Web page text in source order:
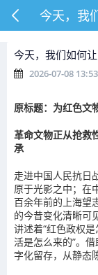
今天，我
今天，我们如何
2026-07-08
原标题：为红色文
革命文物正从抢救
承
走进中国人民抗日
原于光影之中；在
百余年前的上海望
的今昔变化清晰可
讲述着“红色政权
活是怎么来的”。
字化留存，从静态